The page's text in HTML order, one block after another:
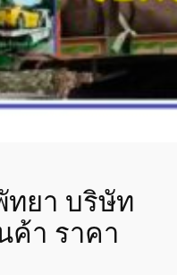
ยา บริษัท
ค้า ราคา